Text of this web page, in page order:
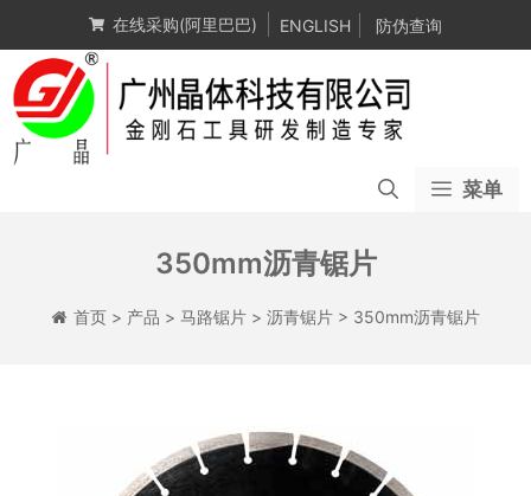
至
内
容
在线采购(阿里巴巴) ENGLISH 防伪查询
菜单
350mm沥青锯片
首页 > 产品 > 马路锯片 > 沥青锯片 > 350mm沥青锯片